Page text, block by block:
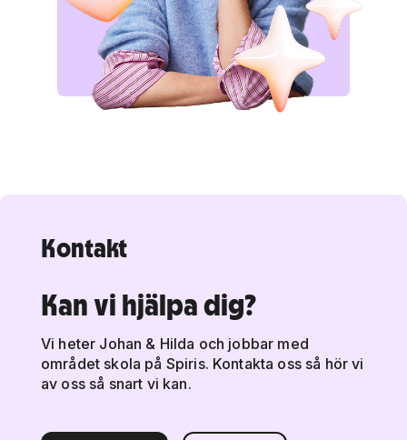
Kontakt
Kan vi hjälpa dig?
Vi heter Johan & Hilda och jobbar med
området skola på Spiris. Kontakta oss så hör vi
av oss så snart vi kan.